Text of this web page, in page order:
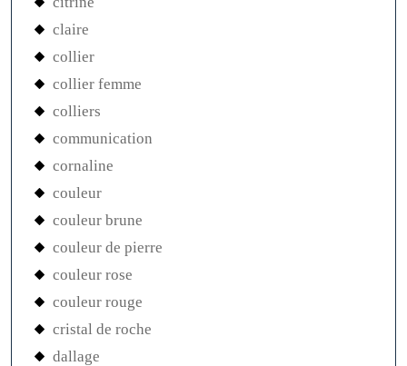
claire
collier
collier femme
colliers
communication
cornaline
couleur
couleur brune
couleur de pierre
couleur rose
couleur rouge
cristal de roche
dallage